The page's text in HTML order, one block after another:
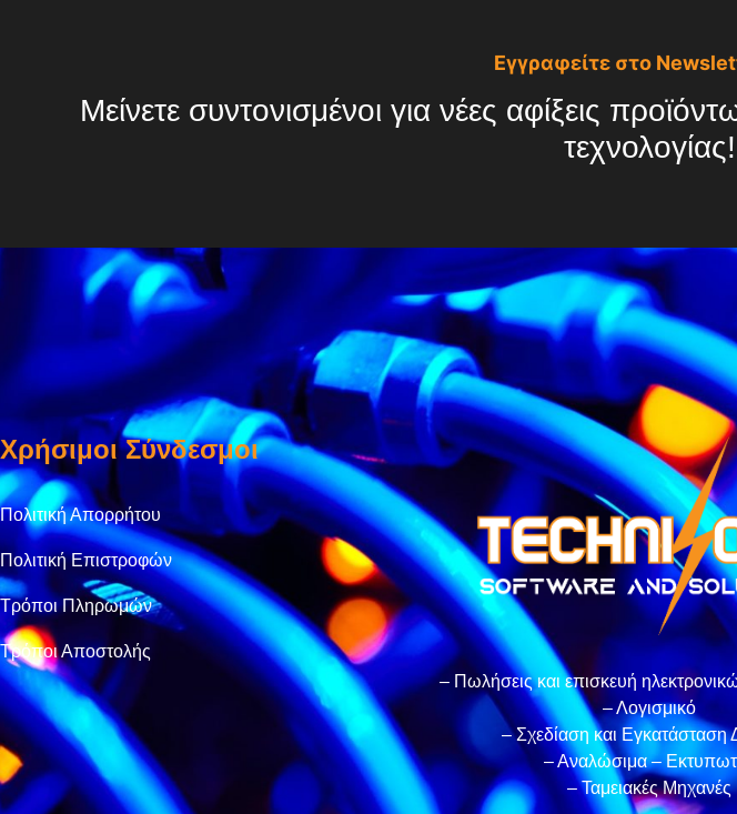
Εγγραφείτε στο
Μείνετε συντονισμένοι για νέες αφίξεις
τεχνολογίας!
Χρήσιμοι Σύνδεσμοι
Πολιτική Απορρήτου
Πολιτική Επιστροφών
Τρόποι Πληρωμών
Τρόποι Αποστολής
– Πωλήσεις και επισκευή
– Λογισμικό
– Σχεδίαση και Εγκατάσταση
– Αναλώσιμα –
– Ταμειακές Μηχανές